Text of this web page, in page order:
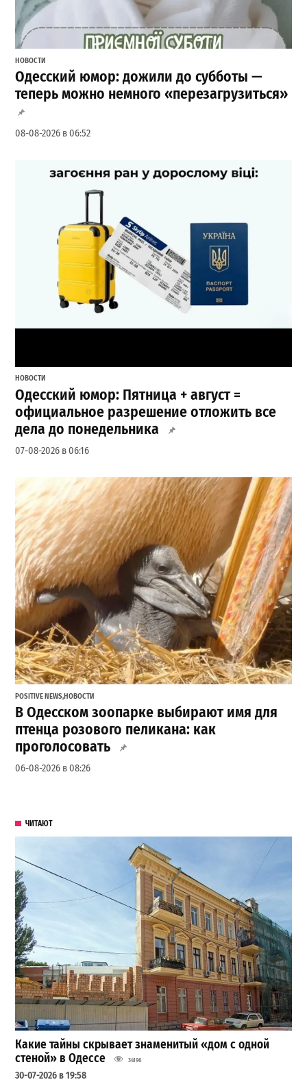
НОВОСТИ
Одесский юмор: дожили до субботы —
теперь можно немного «перезагрузиться»
08-08-2026 в 06:52
НОВОСТИ
Одесский юмор: Пятница + август =
официальное разрешение отложить все
дела до понедельника
07-08-2026 в 06:16
POSITIVE NEWS,НОВОСТИ
В Одесском зоопарке выбирают имя для
птенца розового пеликана: как
проголосовать
06-08-2026 в 08:26
ЧИТАЮТ
Какие тайны скрывает знаменитый «дом с одной
стеной» в Одессе
34196
30-07-2026 в 19:58